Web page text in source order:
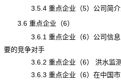
3.5.4 重点企业（5）公司简介
3.6 重点企业（6）
3.6.1 重点企业（6）公司信息、
要的竞争对手
3.6.2 重点企业（6） 洪水监测
3.6.3 重点企业（6）在中国市场